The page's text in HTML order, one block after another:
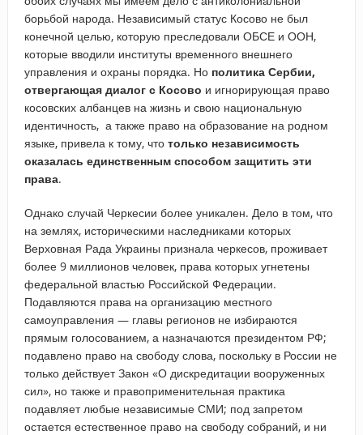
борьбой народа. Независимый статус Косово не был
конечной целью, которую преследовали ОБСЕ и ООН,
которые вводили институты временного внешнего
управления и охраны порядка. Но политика Сербии,
отвергающая диалог с Косово и игнорирующая право
косовских албанцев на жизнь и свою национальную
идентичность, а также право на образование на родном
языке, привела к тому, что только независимость
оказалась единственным способом защитить эти
права.
Однако случай Черкесии более уникален. Дело в том, что
на землях, историческими наследниками которых
Верховная Рада Украины признала черкесов, проживает
более 9 миллионов человек, права которых угнетены
федеральной властью Российской Федерации.
Подавляются права на организацию местного
самоуправления — главы регионов не избираются
прямым голосованием, а назначаются президентом РФ;
подавлено право на свободу слова, поскольку в России не
только действует Закон «О дискредитации вооруженных
сил», но также и правоприменительная практика
подавляет любые независимые СМИ; под запретом
остается естественное право на свободу собраний, и ни